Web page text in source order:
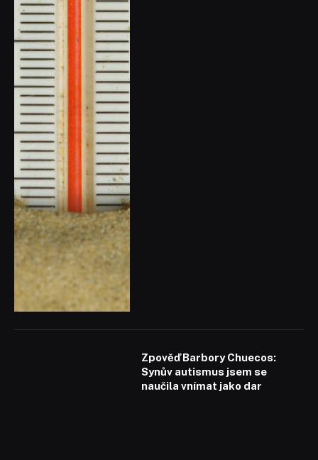
Zpověď Barbory Chuecos:
Synův autismus jsem se
naučila vnímat jako dar